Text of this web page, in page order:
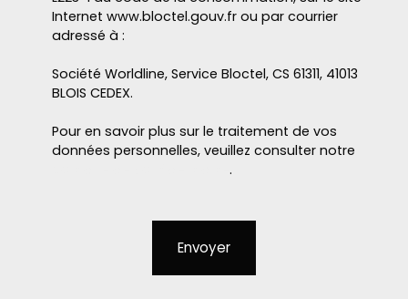
Internet www.bloctel.gouv.fr ou par courrier
adressé à :
Société Worldline, Service Bloctel, CS 61311, 41013
BLOIS CEDEX.
Pour en savoir plus sur le traitement de vos
données personnelles, veuillez consulter notre
.
Envoyer